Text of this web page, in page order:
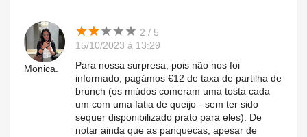
Monica.
★★★★★
★★★★★ 2 / 5
15/10/2023 à 13:29
Para nossa surpresa, pois não nos foi
informado, pagámos €12 de taxa de partilha de
brunch (os miúdos comeram uma tosta cada
um com uma fatia de queijo - sem ter sido
sequer disponibilizado prato para eles). De
notar ainda que as panquecas, apesar de